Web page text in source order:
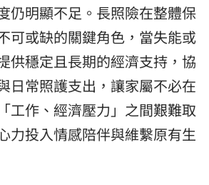
仍明顯不足。長照險在整體保
可或缺的關鍵角色，當失能或
供穩定且長期的經濟支持，協
日常照護支出，讓家屬不必在
工作、經濟壓力」之間艱難取
力投入情感陪伴與維繫原有生